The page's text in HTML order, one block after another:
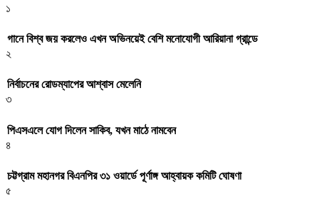
১
গানে বিশ্ব জয় করলেও এখন অভিনয়েই বেশি মনোযোগী আরিয়ানা গ্রান্ডে
২
নির্বাচনের রোডম্যাপের আশ্বাস মেলেনি
৩
পিএসএলে যোগ দিলেন সাকিব, যখন মাঠে নামবেন
৪
চট্টগ্রাম মহানগর বিএনপির ৩১ ওয়ার্ডে পূর্ণাঙ্গ আহ্বায়ক কমিটি ঘোষণা
৫